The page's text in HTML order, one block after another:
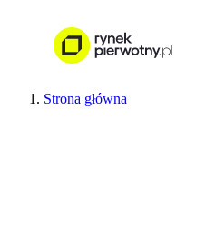
Strona główna